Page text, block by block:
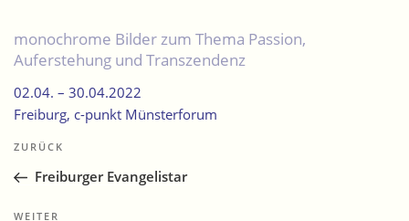
monochrome Bilder zum Thema Passion,
Auferstehung und Transzendenz
02.04. – 30.04.2022
Freiburg, c-punkt Münsterforum
Beitragsnavigation
Vorheriger
Beitrag
ZURÜCK
Freiburger Evangelistar
WEITER